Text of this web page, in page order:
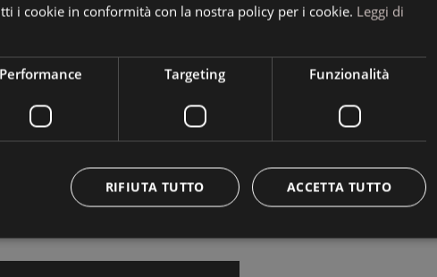
GERMAN
i cookie in conformità con la nostra policy per i cookie. Leggi di
Performance Targeting Funzionalità
ACCETTA TUTTO
RIFIUTA TUTTO